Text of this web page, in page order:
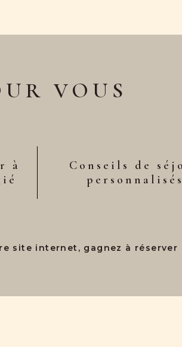
VOUS
à
Conseils de
personnalisés
site internet, gagnez à réserver